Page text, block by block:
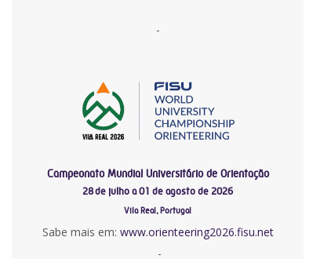
-
Campeonato Mundial Universitário de Orientação
28 de julho a 01 de agosto de 2026
Vila Real, Portugal
Sabe mais em: www.orienteering2026.fisu.net
-